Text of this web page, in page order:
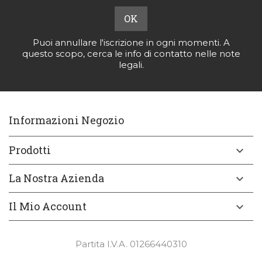
Puoi annullare l'iscrizione in ogni momenti. A
questo scopo, cerca le info di contatto nelle note
legali.
Informazioni Negozio
Prodotti

La Nostra Azienda

Il Mio Account

Partita I.V.A. 01266440310